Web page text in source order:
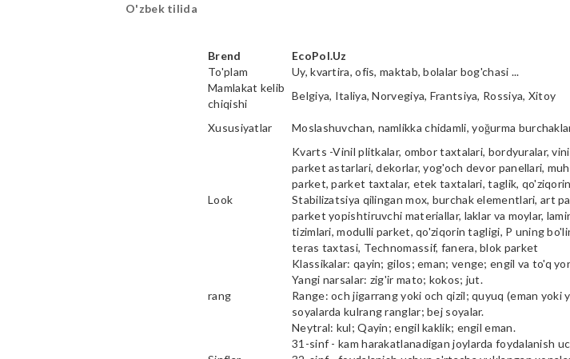
O'zbek tilida
Brend EcoPol.Uz
To'plam
Uy, kvartira, ofis, maktab, bolalar bog'chasi ...
Mamlakat kelib
chiqishi
Belgiya, Italiya, Norvegiya, Frantsiya, Rossiya, Xitoy
Xususiyatlar
Moslashuvchan, namlikka chidamli, yoğurma
Look
Kvarts -Vinil plitkalar, ombor taxtalari, bordyuralar,
parket astarlari, dekorlar, yog'och devor panellari,
parket, parket taxtalar, etek taxtalari, taglik,
Stabilizatsiya qilingan mox, burchak elementlari, art
parket yopishtiruvchi materiallar, laklar va moylar,
tizimlari, modulli parket, qo'ziqorin tagligi, P uning
teras taxtasi, Technomassif, fanera, blok parket
rang
Klassikalar: qayin; gilos; eman; venge; engil va to'q
Yangi narsalar: zig'ir mato; kokos; jut.
Range: och jigarrang yoki och qizil; quyuq (eman
soyalarda kulrang ranglar; bej soyalar.
Neytral: kul; Qayin; engil kaklik; engil eman.
31-sinf - kam harakatlanadigan joylarda foydalanish